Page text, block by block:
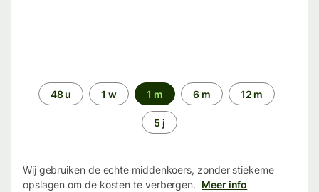
Periode48 u 1 w 1 m 6 m 12 m
5 j
Wij gebruiken de echte middenkoers, zonder stiekeme
opslagen om de kosten te verbergen. Meer info